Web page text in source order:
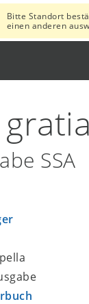
Bitte Standort
einen anderen
SSA